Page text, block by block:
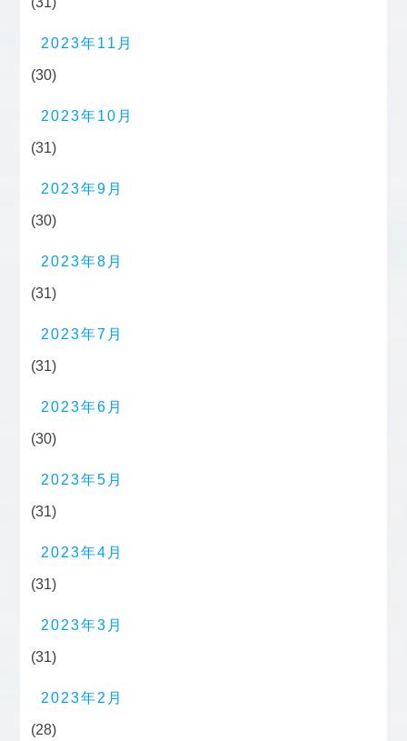
2023年11月
(30)
2023年10月
(31)
2023年9月
(30)
2023年8月
(31)
2023年7月
(31)
2023年6月
(30)
2023年5月
(31)
2023年4月
(31)
2023年3月
(31)
2023年2月
(28)